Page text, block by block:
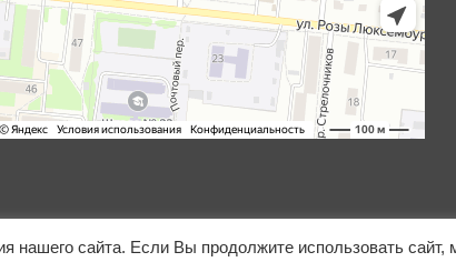
нашего сайта. Если Вы продолжите использовать сайт,